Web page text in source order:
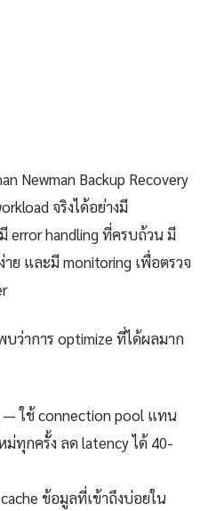
Newman Backup Recovery
จริงได้อย่างมี
error handling ที่ครบถ้วน มี
ย และมี monitoring เพื่อตรวจ
บว่าการ optimize ที่ได้ผลมาก
— ใช้ connection pool แทน
ม่ทุกครั้ง ลด latency ได้ 40-
ข้อมูลที่เข้าถึงบ่อยใน